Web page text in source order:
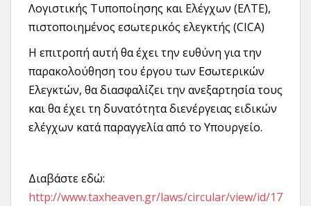
Λογιστικής Τυποποίησης και Ελέγχων (ΕΛΤΕ),
πιστοποιημένος εσωτερικός ελεγκτής (CICA)
Η επιτροπή αυτή θα έχει την ευθύνη για την
παρακολούθηση του έργου των Εσωτερικών
Ελεγκτών, θα διασφαλίζει την ανεξαρτησία τους
και θα έχει τη δυνατότητα διενέργειας ειδικών
ελέγχων κατά παραγγελία από το Υπουργείο.
Διαβάστε εδώ:
http://www.taxheaven.gr/laws/circular/view/id/17